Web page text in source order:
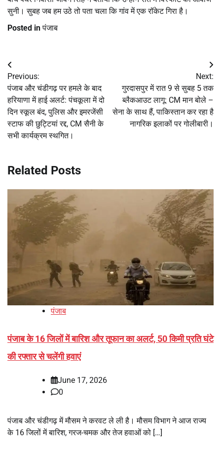
सुनी। सुबह जब हम उठे तो पता चला कि गांव में एक रॉकेट गिरा है।
Posted inपंजाब
Post
navigation
Previous:
पंजाब और चंडीगढ़ पर हमले के बाद
हरियाणा में हाई अलर्ट: पंचकूला में दो
दिन स्कूल बंद, पुलिस और इमरजेंसी
स्टाफ की छुट्टियां रद्द, CM सैनी के
सभी कार्यक्रम स्थगित।
Next:
गुरदासपुर में रात 9 से सुबह 5 तक
ब्लैकआउट लागू: CM मान बोले –
सेना के साथ हैं, पाकिस्तान कर रहा है
नागरिक इलाकों पर गोलीबारी।
Related Posts
पंजाब
पंजाब के 16 जिलों में बारिश और तूफान का अलर्ट, 50 किमी प्रति घंटे
की रफ्तार से चलेंगी हवाएं
June 17, 2026
0
पंजाब और चंडीगढ़ में मौसम ने करवट ले ली है। मौसम विभाग ने आज राज्य
के 16 जिलों में बारिश, गरज-चमक और तेज हवाओं को […]